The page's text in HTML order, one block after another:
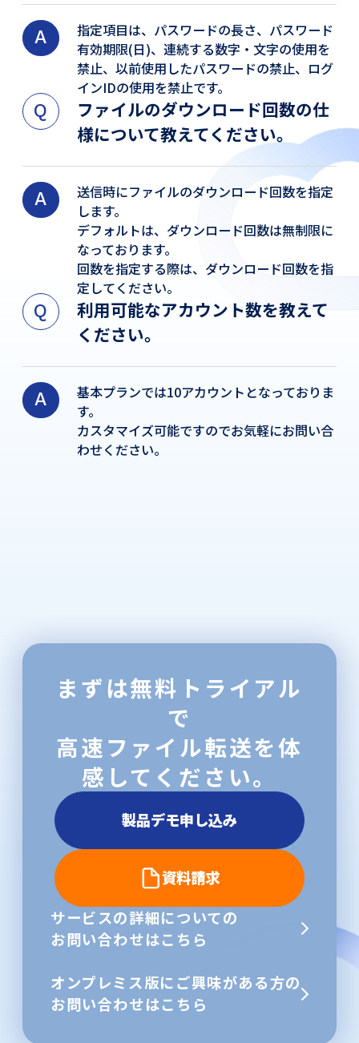
指定項目は、パスワードの長さ、パスワード
有効期限(日)、連続する数字・文字の使用を
禁止、以前使用したパスワードの禁止、ログ
インIDの使用を禁止です。
ファイルのダウンロード回数の仕
様について教えてください。
送信時にファイルのダウンロード回数を指定
します。
デフォルトは、ダウンロード回数は無制限に
なっております。
回数を指定する際は、ダウンロード回数を指
定してください。
利用可能なアカウント数を教えて
ください。
基本プランでは10アカウントとなっておりま
す。
カスタマイズ可能ですのでお気軽にお問い合
わせください。
まずは無料トライアル
で
高速ファイル転送を体
感してください。
製品デモ申し込み
資料請求
サービスの詳細についての
お問い合わせはこちら
オンプレミス版にご興味がある方の
お問い合わせはこちら